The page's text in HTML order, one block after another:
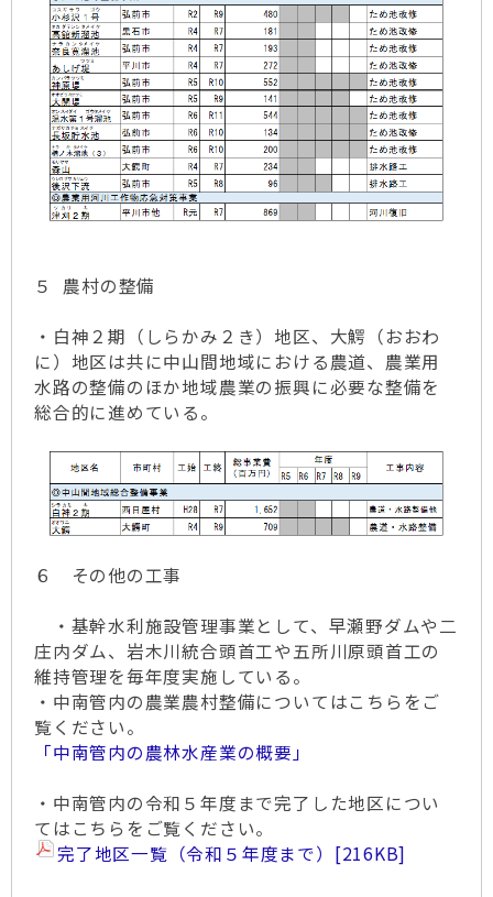
５ 農村の整備
・白神２期（しらかみ２き）地区、大鰐（おおわ
に）地区は共に中山間地域における農道、農業用
水路の整備のほか地域農業の振興に必要な整備を
総合的に進めている。
６ その他の工事
・基幹水利施設管理事業として、早瀬野ダムや二
庄内ダム、岩木川統合頭首工や五所川原頭首工の
維持管理を毎年度実施している。
・中南管内の農業農村整備についてはこちらをご
覧ください。
「中南管内の農林水産業の概要」
・中南管内の令和５年度まで完了した地区につい
てはこちらをご覧ください。
完了地区一覧（令和５年度まで） [216KB]